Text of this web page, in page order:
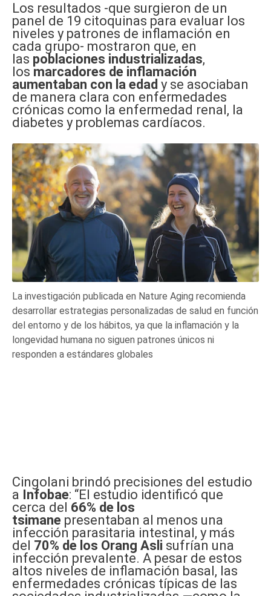
Los resultados -que surgieron de un
panel de 19 citoquinas para evaluar los
niveles y patrones de inflamación en
cada grupo- mostraron que, en
las poblaciones industrializadas,
los marcadores de inflamación
aumentaban con la edad y se asociaban
de manera clara con enfermedades
crónicas como la enfermedad renal, la
diabetes y problemas cardíacos.
La investigación publicada en Nature Aging recomienda
desarrollar estrategias personalizadas de salud en función
del entorno y de los hábitos, ya que la inflamación y la
longevidad humana no siguen patrones únicos ni
responden a estándares globales
Cingolani brindó precisiones del estudio
a Infobae: “El estudio identificó que
cerca del 66% de los
tsimane presentaban al menos una
infección parasitaria intestinal, y más
del 70% de los Orang Asli sufrían una
infección prevalente. A pesar de estos
altos niveles de inflamación basal, las
enfermedades crónicas típicas de las